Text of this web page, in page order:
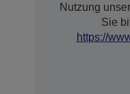
Nutzung
Sie
https://